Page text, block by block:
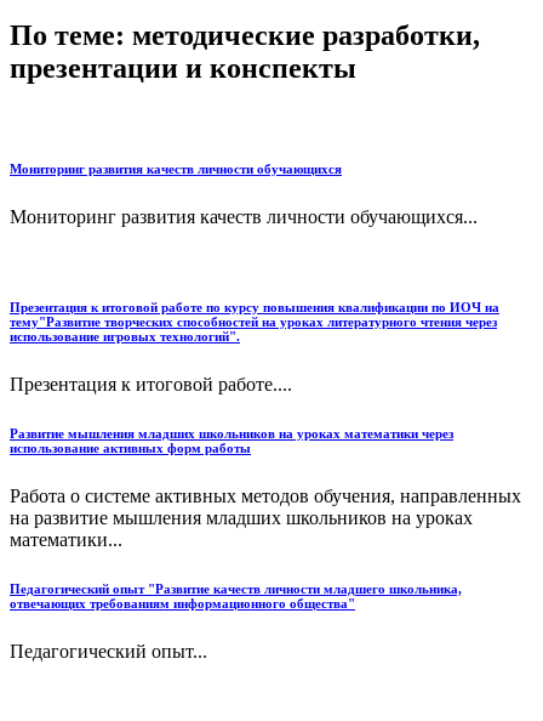
По теме: методические разработки,
презентации и конспекты
Мониторинг развития качеств личности обучающихся
Мониторинг развития качеств личности обучающихся...
Презентация к итоговой работе по курсу повышения квалификации по ИОЧ на
тему"Развитие творческих способностей на уроках литературного чтения через
использование игровых технологий".
Презентация к итоговой работе....
Развитие мышления младших школьников на уроках математики через
использование активных форм работы
Работа о системе активных методов обучения, направленных
на развитие мышления младших школьников на уроках
математики...
Педагогический опыт "Развитие качеств личности младшего школьника,
отвечающих требованиям информационного общества"
Педагогический опыт...